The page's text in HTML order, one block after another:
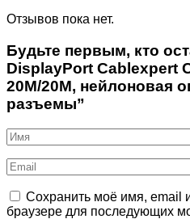
Отзывов пока нет.
Будьте первым, кто
DisplayPort Cablexpert
20M/20M, нейлоновая
разъемы”
Сохранить моё имя, email
браузере для последующих